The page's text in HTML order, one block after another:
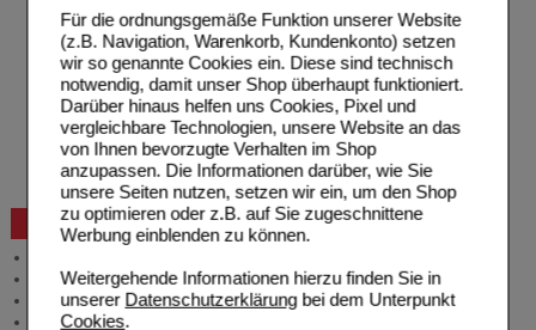
Für die ordnungsgemäße Funktion unserer Website
(z.B. Navigation, Warenkorb, Kundenkonto) setzen
wir so genannte Cookies ein. Diese sind technisch
notwendig, damit unser Shop überhaupt funktioniert.
Darüber hinaus helfen uns Cookies, Pixel und
vergleichbare Technologien, unsere Website an das
von Ihnen bevorzugte Verhalten im Shop
anzupassen. Die Informationen darüber, wie Sie
unsere Seiten nutzen, setzen wir ein, um den Shop
zu optimieren oder z.B. auf Sie zugeschnittene
Werbung einblenden zu können.
Weitergehende Informationen hierzu finden Sie in
unserer Datenschutzerklärungbei dem Unterpunkt
Cookies.
Zahlungsmöglichkeiten
Rezepte einlösen
Freiumschläge anfordern
Freiumschläge downloaden
Auslandsbestellung
Reklamation
Widerrufsformular
Problembehebung
Bestellschein
Beratung und Service
Produktberatung
Meldung Arzneimittelrisiken
Zuzahlungsfreie Arzneien